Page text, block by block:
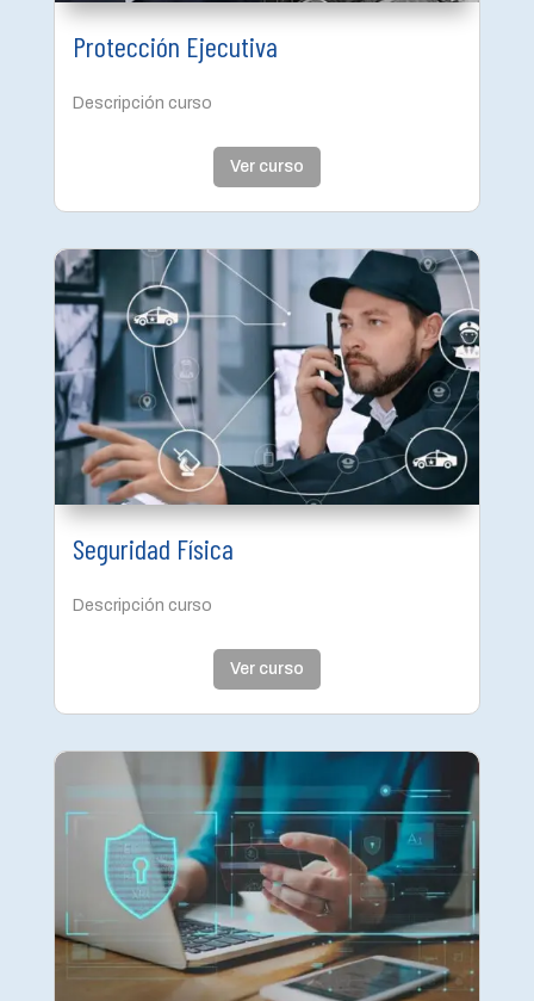
Protección Ejecutiva
Descripción curso
Ver curso
Seguridad Física
Descripción curso
Ver curso